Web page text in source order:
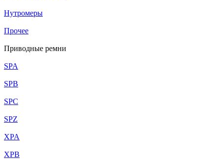
Нутромеры
Прочее
Приводные ремни
SPA
SPB
SPC
SPZ
XPA
XPB